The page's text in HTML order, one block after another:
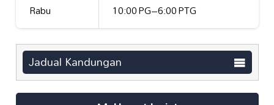
Rabu
10:00 PG–6:00 PTG
Jadual Kandungan